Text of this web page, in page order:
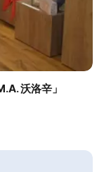
沃洛辛」